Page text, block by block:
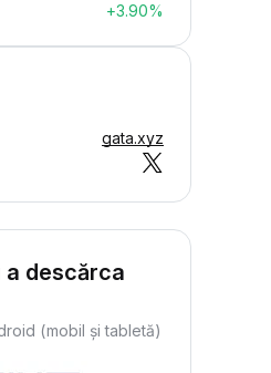
+3.90%
gata.xyz
a descărca
(mobil și tabletă)